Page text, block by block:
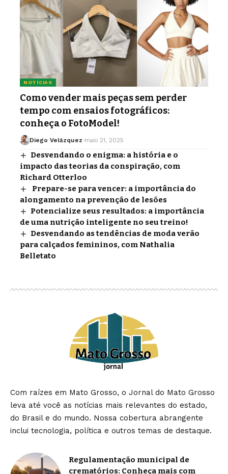
NOTÍCIAS
Como vender mais peças sem perder
tempo com ensaios fotográficos:
conheça o FotoModel!
Diego Velázquez maio 21, 2025
Desvendando o enigma: a história e o
impacto das teorias da conspiração, com
Richard Otterloo
Prepare-se para vencer: a importância do
alongamento na prevenção de lesões
Potencialize seus resultados: a importância
de uma nutrição inteligente no seu treino!
Desvendando as tendências de moda verão
para calçados femininos, com Nathalia
Belletato
Com raízes em Mato Grosso, o Jornal do Mato Grosso
leva até você as notícias mais relevantes do estado,
do Brasil e do mundo. Nossa cobertura abrangente
inclui tecnologia, política e outros temas de destaque.
Regulamentação municipal de
crematórios: Conheça mais com